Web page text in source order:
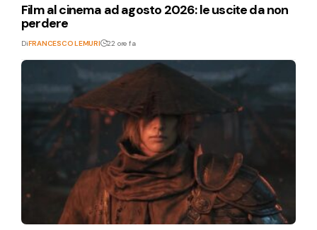
Film al cinema ad agosto 2026: le uscite da non
perdere
DiFRANCESCO LEMURI 22 ore fa